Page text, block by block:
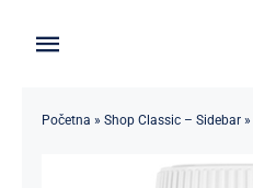
Toggle
Home
Početna » Shop Classic – Sidebar»